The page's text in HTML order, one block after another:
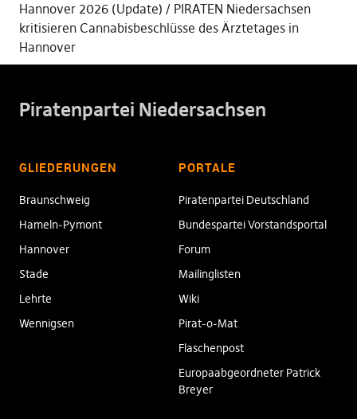
Hannover 2026 (Update)
PIRATEN Niedersachsen
kritisieren Cannabisbeschlüsse des Ärztetages in
Hannover
Piratenpartei Niedersachsen
GLIEDERUNGEN
Braunschweig
Hameln-Pymont
Hannover
Stade
Lehrte
Wennigsen
PORTALE
Piratenpartei Deutschland
Bundespartei Vorstandsportal
Forum
Mailinglisten
Wiki
Pirat-o-Mat
Flaschenpost
Europaabgeordneter Patrick
Breyer